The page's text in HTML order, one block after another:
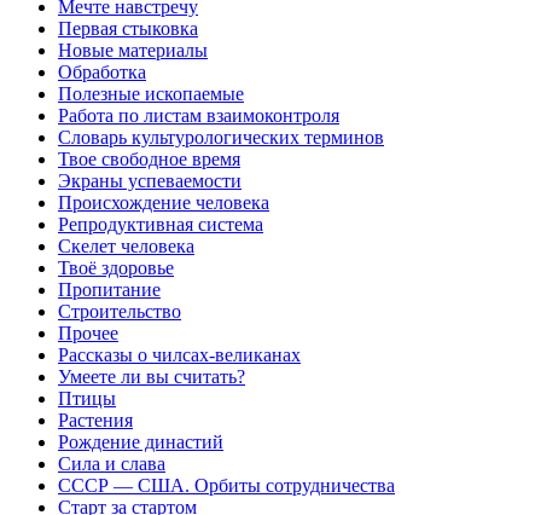
Мечте навстречу
Первая стыковка
Новые материалы
Обработка
Полезные ископаемые
Работа по листам взаимоконтроля
Словарь культурологических терминов
Твое свободное время
Экраны успеваемости
Происхождение человека
Репродуктивная система
Скелет человека
Твоё здоровье
Пропитание
Строительство
Прочее
Рассказы о чилсах-великанах
Умеете ли вы считать?
Птицы
Растения
Рождение династий
Сила и слава
СССР — США. Орбиты сотрудничества
Старт за стартом